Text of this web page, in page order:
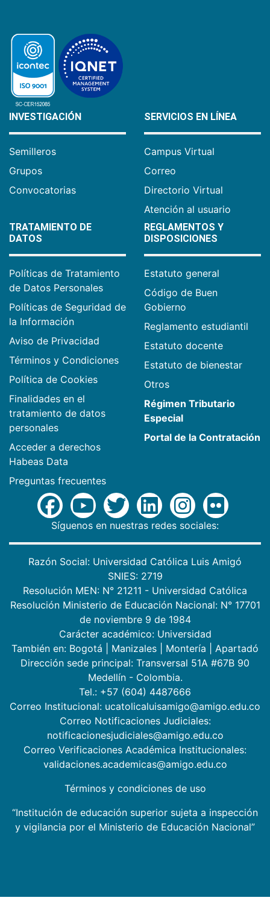
INVESTIGACIÓN
Semilleros
Grupos
Convocatorias
SERVICIOS EN LÍNEA
Campus Virtual
Correo
Directorio Virtual
Atención al usuario
TRATAMIENTO DE
DATOS
Políticas de Tratamiento
de Datos Personales
Políticas de Seguridad de
la Información
Aviso de Privacidad
Términos y Condiciones
Política de Cookies
Finalidades en el
tratamiento de datos
personales
Acceder a derechos
Habeas Data
Preguntas frecuentes
REGLAMENTOS Y
DISPOSICIONES
Estatuto general
Código de Buen
Gobierno
Reglamento estudiantil
Estatuto docente
Estatuto de bienestar
Otros
Régimen Tributario
Especial
Portal de la Contratación
Síguenos en nuestras redes sociales:
Razón Social: Universidad Católica Luis Amigó
SNIES: 2719
Resolución MEN: N° 21211 - Universidad Católica
Resolución Ministerio de Educación Nacional: N° 17701
de noviembre 9 de 1984
Carácter académico: Universidad
También en: Bogotá Manizales Montería
Apartadó
Dirección sede principal: Transversal 51A #67B 90
Medellín - Colombia.
Tel.: +57 (604) 4487666
Correo Institucional: ucatolicaluisamigo@amigo.edu.co
Correo Notificaciones Judiciales:
notificacionesjudiciales@amigo.edu.co
Correo Verificaciones Académica Institucionales:
validaciones.academicas@amigo.edu.co
Términos y condiciones de uso
“Institución de educación superior sujeta a inspección
y vigilancia por el Ministerio de Educación Nacional”